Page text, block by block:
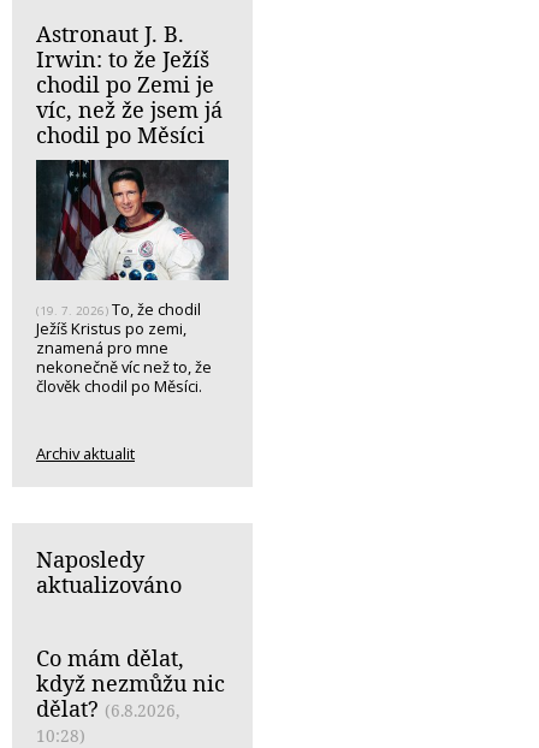
Astronaut J. B.
Irwin: to že Ježíš
chodil po Zemi je
víc, než že jsem já
chodil po Měsíci
(19. 7. 2026) To, že chodil
Ježíš Kristus po zemi,
znamená pro mne
nekonečně víc než to, že
člověk chodil po Měsíci.
Archiv aktualit
Naposledy
aktualizováno
Co mám dělat,
když nezmůžu nic
dělat? (6.8.2026,
10:28)